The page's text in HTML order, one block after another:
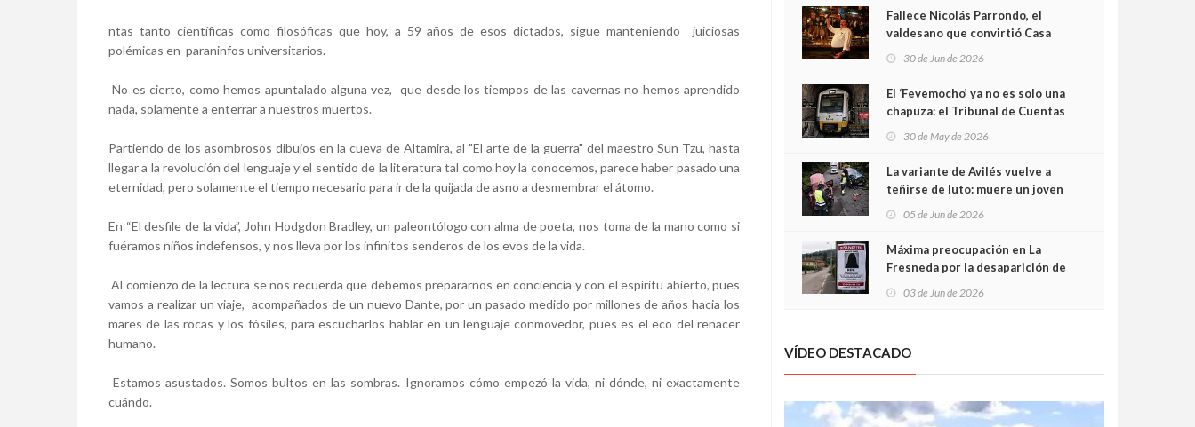
ntas tanto científicas como filosóficas que hoy, a 59 años de esos dictados, sigue manteniendo juiciosas
polémicas en paraninfos universitarios.
No es cierto, como hemos apuntalado alguna vez, que desde los tiempos de las cavernas no hemos aprendido
nada, solamente a enterrar a nuestros muertos.
Partiendo de los asombrosos dibujos en la cueva de Altamira, al "El arte de la guerra" del maestro Sun Tzu, hasta
llegar a la revolución del lenguaje y el sentido de la literatura tal como hoy la conocemos, parece haber pasado una
eternidad, pero solamente el tiempo necesario para ir de la quijada de asno a desmembrar el átomo.
En “El desfile de la vida”, John Hodgdon Bradley, un paleontólogo con alma de poeta, nos toma de la mano como si
fuéramos niños indefensos, y nos lleva por los infinitos senderos de los evos de la vida.
Al comienzo de la lectura se nos recuerda que debemos prepararnos en conciencia y con el espíritu abierto, pues
vamos a realizar un viaje, acompañados de un nuevo Dante, por un pasado medido por millones de años hacia los
mares de las rocas y los fósiles, para escucharlos hablar en un lenguaje conmovedor, pues es el eco del renacer
humano.
Estamos asustados. Somos bultos en las sombras. Ignoramos cómo empezó la vida, ni dónde, ni exactamente
cuándo.
minutos
Fallece Nicolás Parrondo, el
valdesano que convirtió Casa
30 de Jun de 2026
El ‘Fevemocho’ ya no es solo una
chapuza: el Tribunal de Cuentas
sobrecoste de los trenes que no
cabían por los túneles
30 de May de 2026
La variante de Avilés vuelve a
teñirse de luto: muere un joven
05 de Jun de 2026
Máxima preocupación en La
Fresneda por la desaparición de
03 de Jun de 2026
VÍDEO DESTACADO